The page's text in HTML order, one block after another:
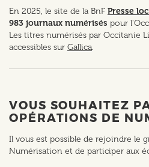
En 2025, le site de la BnF Presse
983 journaux numérisés pour
Les titres numérisés par Occitanie
accessibles sur Gallica.
VOUS SOUHAITEZ
OPÉRATIONS DE
Il vous est possible de rejoindre le
Numérisation et de participer aux